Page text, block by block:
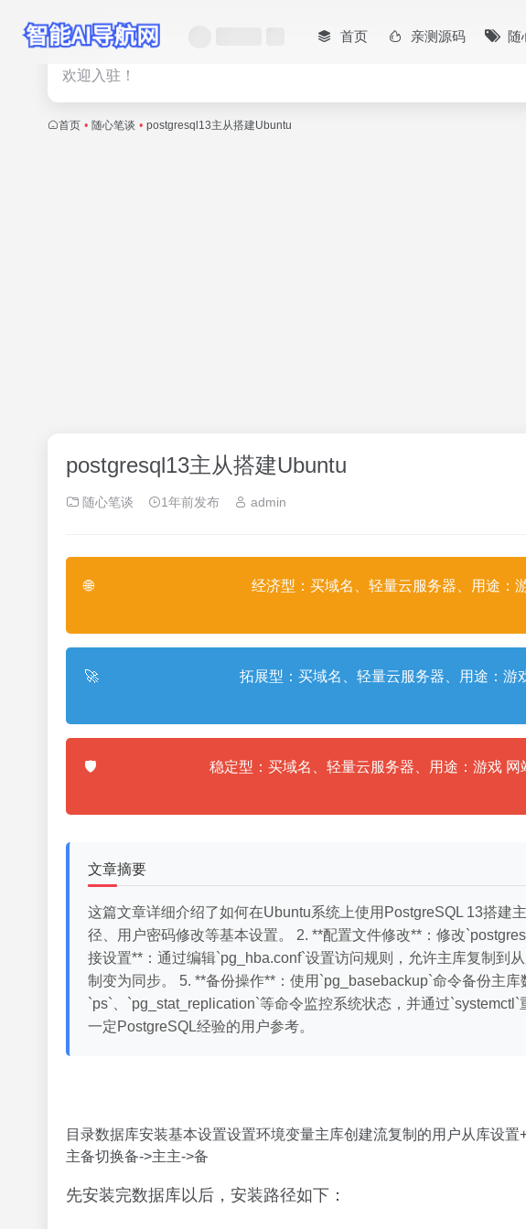
首页 亲测源码 随
热门
欢迎入驻！
首页 • 随心笔谈 • postgresql13主从搭建Ubuntu
postgresql13主从搭建Ubuntu
随心笔谈 1年前发布 admin
🌐 经济型：买域名、轻量云服务器、用途：
🚀 拓展型：买域名、轻量云服务器、用途：游
🛡️ 稳定型：买域名、轻量云服务器、用途：游戏
文章摘要
这篇文章详细介绍了如何在Ubuntu系统上使用PostgreSQL 13搭建
径、用户密码修改等基本设置。 2. **配置文件修改**：修改
接设置**：通过编辑`pg_hba.conf`设置访问规则，允许主库复制到
制变为同步。 5. **备份操作**：使用`pg_basebackup`命令备份主
`ps`、`pg_stat_replication`等命令监控系统状态，并通过
一定PostgreSQL经验的用户参考。
目录数据库安装基本设置设置环境变量主库创建流复制的用户从库设
主备切换备->主主->备
先安装完数据库以后，安装路径如下：